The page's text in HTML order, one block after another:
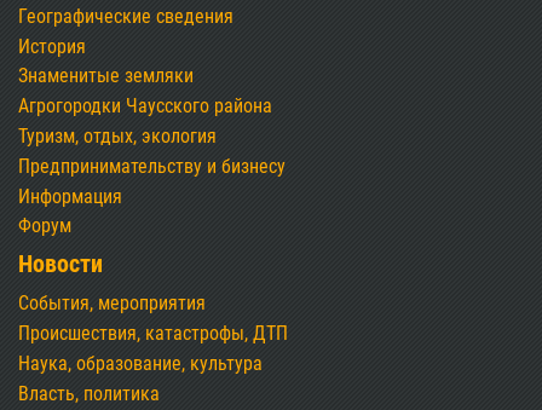
Географические сведения
История
Знаменитые земляки
Агрогородки Чаусского района
Туризм, отдых, экология
Предпринимательству и бизнесу
Информация
Форум
Новости
События, мероприятия
Происшествия, катастрофы, ДТП
Наука, образование, культура
Власть, политика